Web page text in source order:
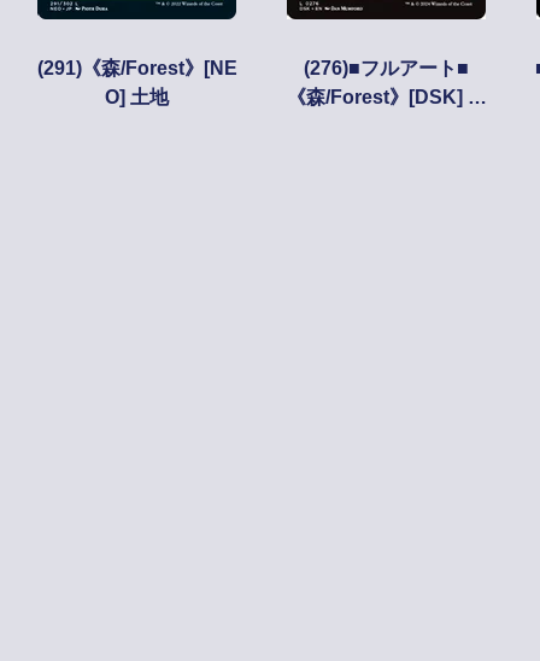
(291)《森/Forest》[NE
O] 土地
(276)■フルアート■
《森/Forest》[DSK] 土